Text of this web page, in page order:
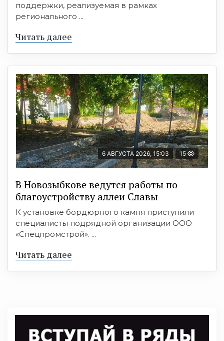
поддержки, реализуемая в рамках
регионального ...
Читать далее
6 АВГУСТА 2026, 15:03 15
В Новозыбкове ведутся работы по
благоустройству аллеи Славы
К установке бордюрного камня приступили
специалисты подрядной организации ООО
«Спецпромстрой». ...
Читать далее